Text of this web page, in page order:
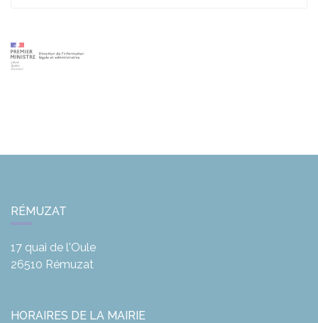
RÉMUZAT
17 quai de l'Oule
26510 Rémuzat
HORAIRES DE LA MAIRIE